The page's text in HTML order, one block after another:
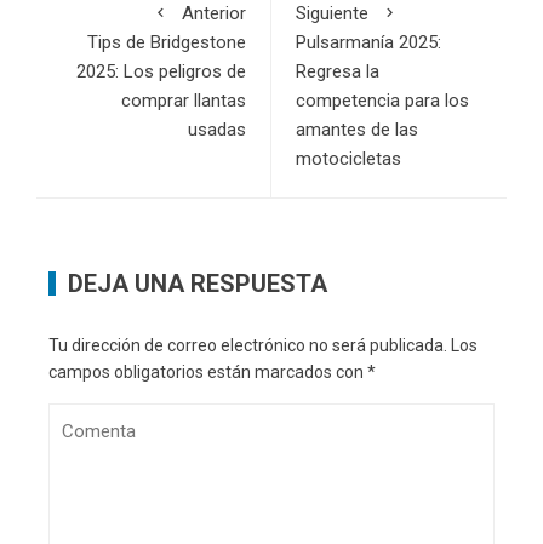
Anterior
Tips de Bridgestone
2025: Los peligros de
comprar llantas
usadas
Siguiente
Pulsarmanía 2025:
Regresa la
competencia para los
amantes de las
motocicletas
DEJA UNA RESPUESTA
Tu dirección de correo electrónico no será publicada.
Los
campos obligatorios están marcados con *